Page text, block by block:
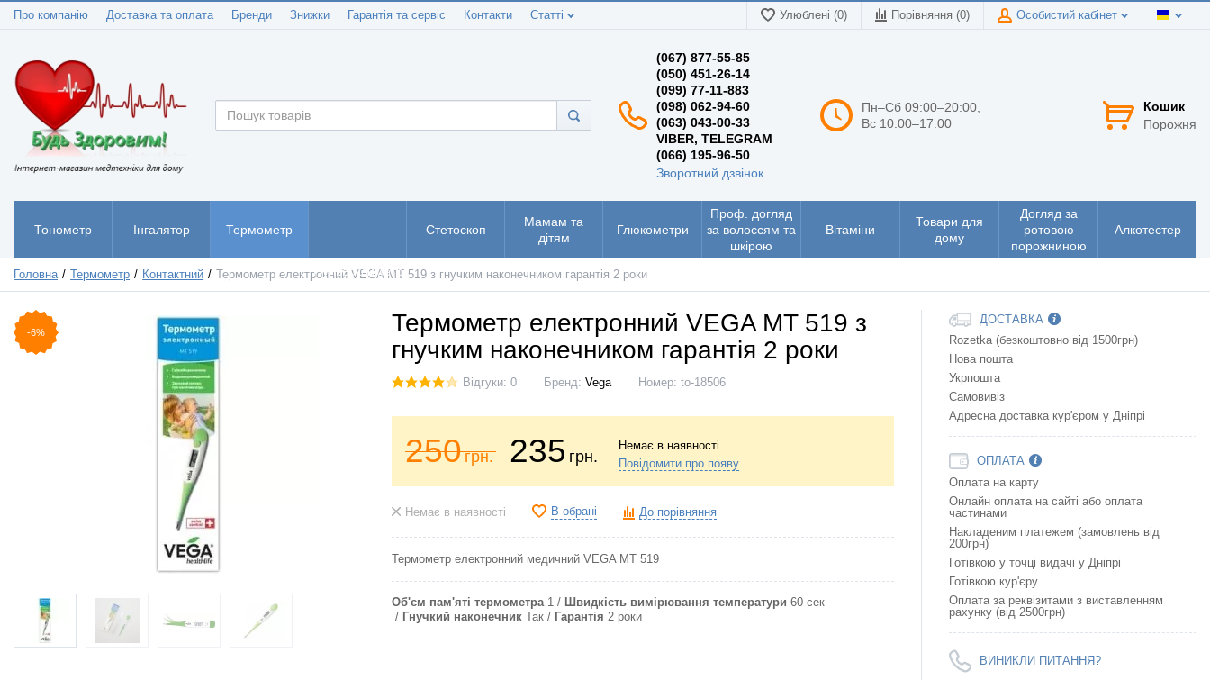
Про компанію Доставка та оплата Бренди Знижки Гарантія та сервіс Контакти Статті Улюблені (0) Порівняння (0) Особистий кабінет
(067) 877-55-85
(050) 451-26-14
(099) 77-11-883
(098) 062-94-60
(063) 043-00-33
VIBER, TELEGRAM
(066) 195-96-50
Зворотний дзвінок
Пн–Сб 09:00–20:00,
Вс 10:00–17:00
Кошик
Порожня
Тонометр Інгалятор Термометр
Пульсоксиметр
Стетоскоп
Мамам та
дітям
Глюкометри
Проф. догляд
за волоссям та
шкірою
Вітаміни
Товари для
дому
Догляд за
ротовою
порожниною
Алкотестер
Головна Термометр Контактний Термометр електронний VEGA MT 519 з гнучким наконечником гарантія 2 роки
-6%
Термометр електронний VEGA MT 519 з
гнучким наконечником гарантія 2 роки
Відгуки: 0 Бренд: Vega Номер: to-18506
250грн. 235 грн.
Немає в наявності
Повідомити про появу
Немає в наявності В обрані До порівняння
Термометр електронний медичний VEGA MT 519
Об'єм пам'яті термометра 1 Швидкість вимірювання температури 60 сек
Гнучкий наконечник
Так Гарантія 2 роки
ДОСТАВКА
Rozetka (безкоштовно від 1500грн)
Нова пошта
Укрпошта
Самовивіз
Адресна доставка кур'єром у Дніпрі
ОПЛАТА
Оплата на карту
Онлайн оплата на сайтi або оплата
частинами
Накладеним платежем (замовлень від
200грн)
Готівкою у точці видачі у Дніпрі
Готівкою кур'єру
Оплата за реквізитами з виставленням
рахунку (від 2500грн)
ВИНИКЛИ ПИТАННЯ?